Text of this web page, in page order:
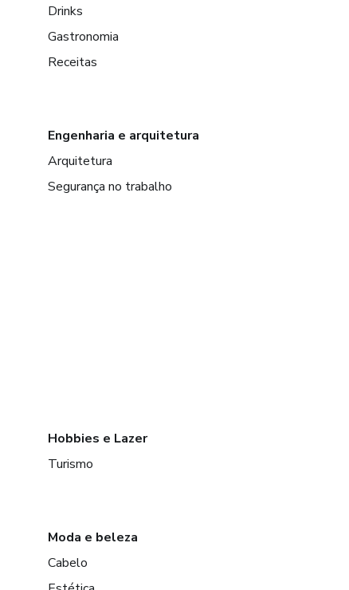
Drinks
Gastronomia
Receitas
Engenharia e arquitetura
Arquitetura
Segurança no trabalho
Hobbies e Lazer
Turismo
Moda e beleza
Cabelo